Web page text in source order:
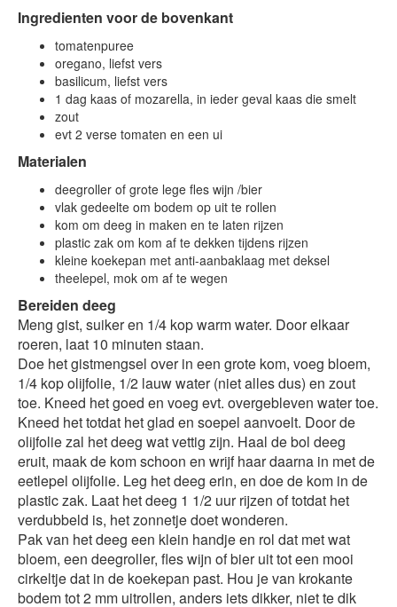
Ingredienten voor de bovenkant
tomatenpuree
oregano, liefst vers
basilicum, liefst vers
1 dag kaas of mozarella, in ieder geval kaas die smelt
zout
evt 2 verse tomaten en een ui
Materialen
deegroller of grote lege fles wijn /bier
vlak gedeelte om bodem op uit te rollen
kom om deeg in maken en te laten rijzen
plastic zak om kom af te dekken tijdens rijzen
kleine koekepan met anti-aanbaklaag met deksel
theelepel, mok om af te wegen
Bereiden deeg
Meng gist, suiker en 1/4 kop warm water. Door elkaar
roeren, laat 10 minuten staan.
Doe het gistmengsel over in een grote kom, voeg bloem,
1/4 kop olijfolie, 1/2 lauw water (niet alles dus) en zout
toe. Kneed het goed en voeg evt. overgebleven water toe.
Kneed het totdat het glad en soepel aanvoelt. Door de
olijfolie zal het deeg wat vettig zijn. Haal de bol deeg
eruit, maak de kom schoon en wrijf haar daarna in met de
eetlepel olijfolie. Leg het deeg erin, en doe de kom in de
plastic zak. Laat het deeg 1 1/2 uur rijzen of totdat het
verdubbeld is, het zonnetje doet wonderen.
Pak van het deeg een klein handje en rol dat met wat
bloem, een deegroller, fles wijn of bier uit tot een mooi
cirkeltje dat in de koekepan past. Hou je van krokante
bodem tot 2 mm uitrollen, anders iets dikker, niet te dik